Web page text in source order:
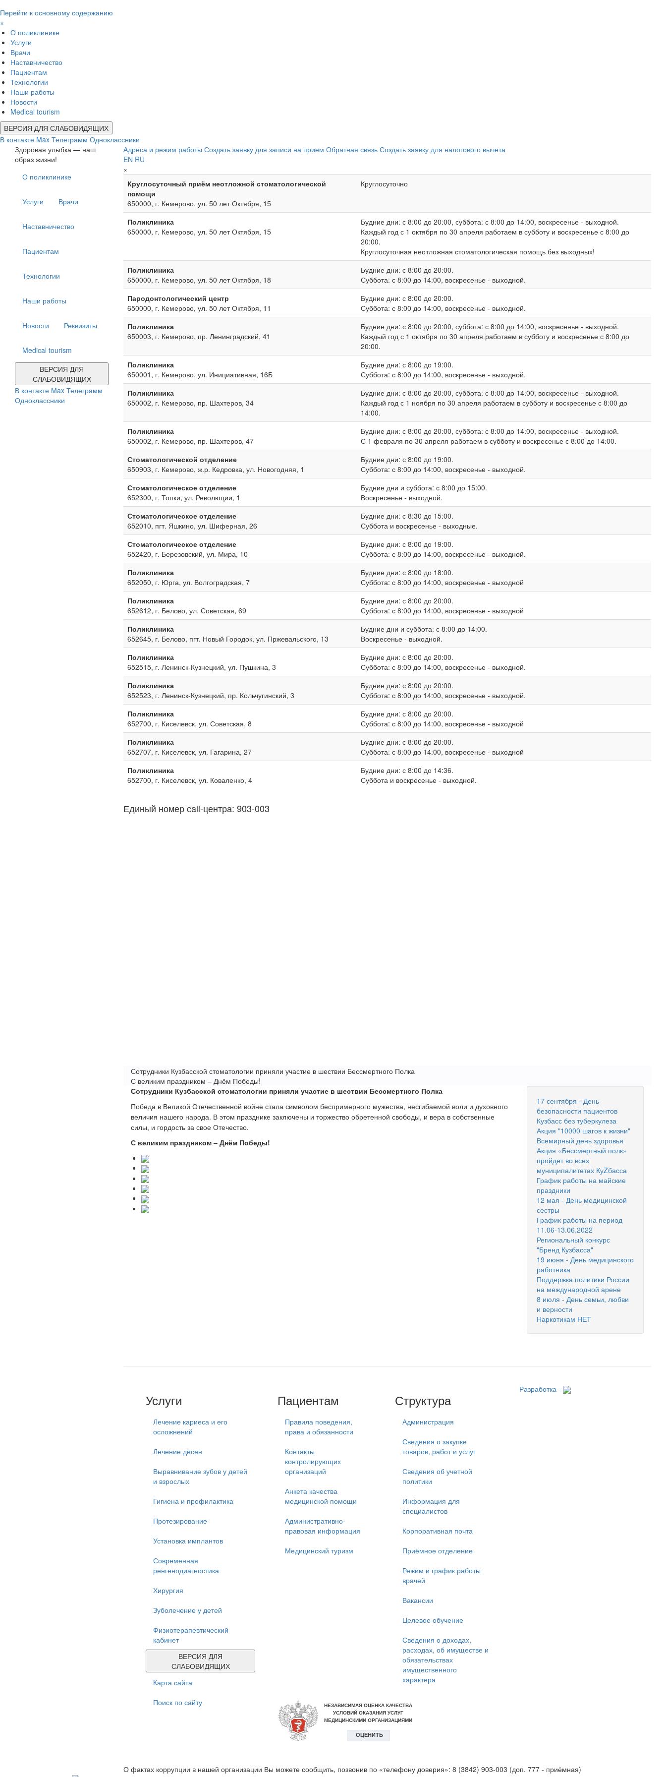
Перейти к основному содержанию
×
О поликлинике
Услуги
Врачи
Наставничество
Пациентам
Технологии
Наши работы
Новости
Medical tourism
ВЕРСИЯ ДЛЯ СЛАБОВИДЯЩИХ
В контакте Max Телеграмм Одноклассники
Здоровая улыбка — наш
образ жизни!
О поликлинике
Услуги Врачи
Наставничество
Пациентам
Технологии
Наши работы
Новости Реквизиты
Medical tourism
ВЕРСИЯ ДЛЯ
СЛАБОВИДЯЩИХ
В контакте Max Телеграмм
Одноклассники
Адреса и режим работы Создать заявку для записи на прием Обратная связь Создать заявку для налогового вычета
EN RU
×
Круглосуточный приём неотложной стоматологической
помощи
650000, г. Кемерово, ул. 50 лет Октября, 15
Круглосуточно
Поликлиника
650000, г. Кемерово, ул. 50 лет Октября, 15
Будние дни: с 8:00 до 20:00, суббота: с 8:00 до 14:00, воскресенье - выходной.
Каждый год с 1 октября по 30 апреля работаем в субботу и воскресенье с 8:00 до
20:00.
Круглосуточная неотложная стоматологическая помощь без выходных!
Поликлиника
650000, г. Кемерово, ул. 50 лет Октября, 18
Будние дни: с 8:00 до 20:00.
Суббота: с 8:00 до 14:00, воскресенье - выходной.
Пародонтологический центр
650000, г. Кемерово, ул. 50 лет Октября, 11
Будние дни: с 8:00 до 20:00.
Суббота: с 8:00 до 14:00, воскресенье - выходной.
Поликлиника
650003, г. Кемерово, пр. Ленинградский, 41
Будние дни: с 8:00 до 20:00, суббота: с 8:00 до 14:00, воскресенье - выходной.
Каждый год с 1 октября по 30 апреля работаем в субботу и воскресенье с 8:00 до
20:00.
Поликлиника
650001, г. Кемерово, ул. Инициативная, 16Б
Будние дни: с 8:00 до 19:00.
Суббота: с 8:00 до 14:00, воскресенье - выходной.
Поликлиника
650002, г. Кемерово, пр. Шахтеров, 34
Будние дни: с 8:00 до 20:00, суббота: с 8:00 до 14:00, воскресенье - выходной.
Каждый год с 1 ноября по 30 апреля работаем в субботу и воскресенье с 8:00 до
14:00.
Поликлиника
650002, г. Кемерово, пр. Шахтеров, 47
Будние дни: с 8:00 до 20:00, суббота: с 8:00 до 14:00, воскресенье - выходной.
С 1 февраля по 30 апреля работаем в субботу и воскресенье с 8:00 до 14:00.
Стоматологической отделение
650903, г. Кемерово, ж.р. Кедровка, ул. Новогодняя, 1
Будние дни: с 8:00 до 19:00.
Суббота: с 8:00 до 14:00, воскресенье - выходной.
Стоматологическое отделение
652300, г. Топки, ул. Революции, 1
Будние дни и суббота: с 8:00 до 15:00.
Воскресенье - выходной.
Стоматологическое отделение
652010, пгт. Яшкино, ул. Шиферная, 26
Будние дни: с 8:30 до 15:00.
Суббота и воскресенье - выходные.
Стоматологическое отделение
652420, г. Березовский, ул. Мира, 10
Будние дни: с 8:00 до 19:00.
Суббота: с 8:00 до 14:00, воскресенье - выходной.
Поликлиника
652050, г. Юрга, ул. Волгоградская, 7
Будние дни: с 8:00 до 18:00.
Суббота: с 8:00 до 14:00, воскресенье - выходной
Поликлиника
652612, г. Белово, ул. Советская, 69
Будние дни: с 8:00 до 20:00.
Суббота: с 8:00 до 14:00, воскресенье - выходной
Поликлиника
652645, г. Белово, пгт. Новый Городок, ул. Пржевальского, 13
Будние дни и суббота: с 8:00 до 14:00.
Воскресенье - выходной.
Поликлиника
652515, г. Ленинск-Кузнецкий, ул. Пушкина, 3
Будние дни: с 8:00 до 20:00.
Суббота: с 8:00 до 14:00, воскресенье - выходной.
Поликлиника
652523, г. Ленинск-Кузнецкий, пр. Кольчугинский, 3
Будние дни: с 8:00 до 20:00.
Суббота: с 8:00 до 14:00, воскресенье - выходной.
Поликлиника
652700, г. Киселевск, ул. Советская, 8
Будние дни: с 8:00 до 20:00.
Суббота: с 8:00 до 14:00, воскресенье - выходной
Поликлиника
652707, г. Киселевск, ул. Гагарина, 27
Будние дни: с 8:00 до 20:00.
Суббота: с 8:00 до 14:00, воскресенье - выходной
Поликлиника
652700, г. Киселевск, ул. Коваленко, 4
Будние дни: с 8:00 до 14:36.
Суббота и воскресенье - выходной.
Единый номер сall-центра: 903-003
Сотрудники Кузбасской стоматологии приняли участие в шествии Бессмертного Полка
С великим праздником – Днём Победы!
Сотрудники Кузбасской стоматологии приняли участие в шествии Бессмертного Полка
Победа в Великой Отечественной войне стала символом беспримерного мужества, несгибаемой воли и духовного
величия нашего народа. В этом празднике заключены и торжество обретенной свободы, и вера в собственные
силы, и гордость за свое Отечество.
С великим праздником – Днём Победы!
17 сентября - День
безопасности пациентов
Кузбасс без туберкулеза
Акция "10000 шагов к жизни"
Всемирный день здоровья
Акция «Бессмертный полк»
пройдет во всех
муниципалитетах КуZбасса
График работы на майские
праздники
12 мая - День медицинской
сестры
График работы на период
11.06-13.06.2022
Региональный конкурс
"Бренд Кузбасса"
19 июня - День медицинского
работника
Поддержка политики России
на международной арене
8 июля - День семьи, любви
и верности
Наркотикам НЕТ
Услуги
Лечение кариеса и его
осложнений
Лечение дёсен
Выравнивание зубов у детей
и взрослых
Гигиена и профилактика
Протезирование
Установка имплантов
Современная
ренгенодиагностика
Хирургия
Зуболечение у детей
Физиотерапевтический
кабинет
ВЕРСИЯ ДЛЯ
СЛАБОВИДЯЩИХ
Карта сайта
Поиск по сайту
Пациентам
Правила поведения,
права и обязанности
Контакты
контролирующих
организаций
Анкета качества
медицинской помощи
Административно-
правовая информация
Медицинский туризм
Структура
Администрация
Сведения о закупке
товаров, работ и услуг
Сведения об учетной
политики
Информация для
специалистов
Корпоративная почта
Приёмное отделение
Режим и график работы
врачей
Вакансии
Целевое обучение
Сведения о доходах,
расходах, об имуществе и
обязательствах
имущественного
характера
Разработка -
О фактах коррупции в нашей организации Вы можете сообщить, позвонив по «телефону доверия»: 8 (3842) 903-003 (доп. 777 - приёмная)